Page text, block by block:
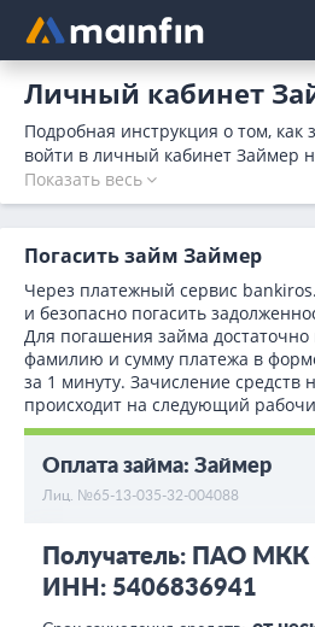
Главное меню
Личный кабинет
Подробная инструкция о том, как
войти в личный кабинет Займер
организации. Мфо предоставляет
или наличными до 100000 рублей
дней. Зарегистрируйтесь в
оформите займ не выходя из дома.
Показать весь
Погасить займ Займер
Через платежный сервис
и безопасно погасить
Для погашения займа
фамилию и сумму платежа в
за 1 минуту. Зачисление средств
происходит на следующий